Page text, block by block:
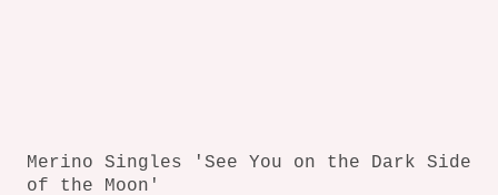
Merino Singles 'See You on the Dark Side
of the Moon'